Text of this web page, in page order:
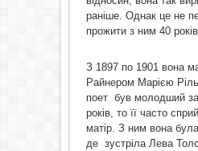
раніше. Однак це не
прожити з ним 40
З 1897 по 1901 вона
Райнером Марією
поет був молодший
років, то її часто
матір. З ним вона була
де зустріла Лева